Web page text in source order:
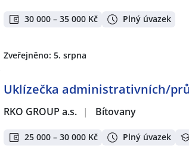
30 000 – 35 000 Kč Plný úvazek
Zveřejněno: 5. srpna
Uklízečka administrativních/
RKO GROUP a.s. | Bítovany
25 000 – 30 000 Kč Plný úvazek